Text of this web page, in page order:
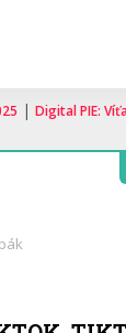
| Digital PIE: